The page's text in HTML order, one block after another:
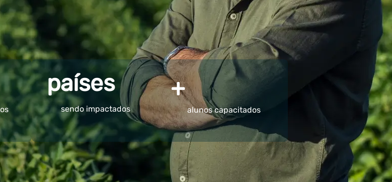
sendo impactados
países
alunos capacitados
+